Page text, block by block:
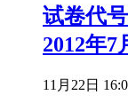
试卷代
2012年7
11月22日